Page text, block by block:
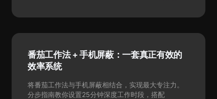
番茄工作法 + 手机屏蔽：一套真正有效的
效率系统
将番茄工作法与手机屏蔽相结合，实现最大专注力。
分步指南教你设置25分钟深度工作时段，搭配